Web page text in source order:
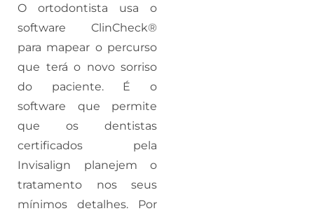
O ortodontista usa o
software ClinCheck®
para mapear o percurso
que terá o novo sorriso
do paciente. É o
software que permite
que os dentistas
certificados pela
Invisalign planejem o
tratamento nos seus
mínimos detalhes. Por